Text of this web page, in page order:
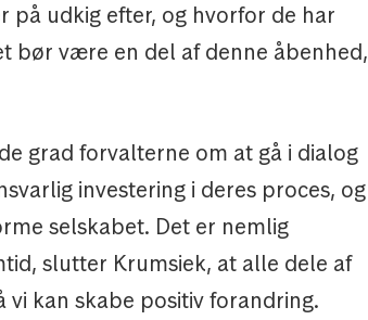
på udkig efter, og hvorfor de har
bør være en del af denne åbenhed,
grad forvalterne om at gå i dialog
investering i deres proces, og
selskabet. Det er nemlig
slutter Krumsiek, at alle dele af
vi kan skabe positiv forandring.